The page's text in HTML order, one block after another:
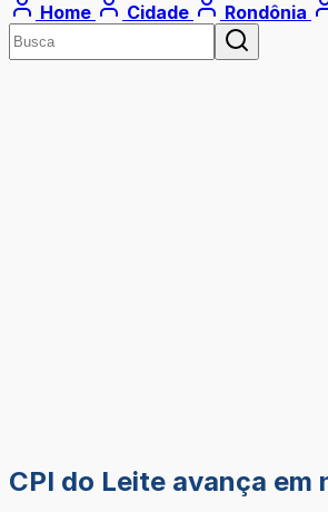
Home Cidade Rondônia
CPI do Leite avança